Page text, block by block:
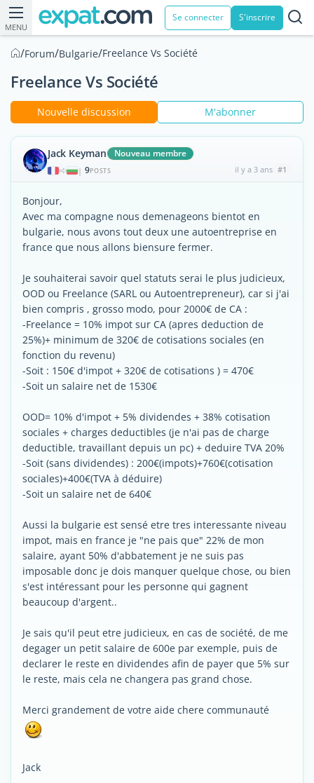
MENU
Se connecter S'inscrire
/Forum/Bulgarie/Freelance Vs Société
Freelance Vs Société
Nouvelle discussion M'abonner
Jack Keyman Nouveau membre
| 9POSTS il y a 3 ans #1
Bonjour,
Avec ma compagne nous demenageons bientot en
bulgarie, nous avons tout deux une autoentreprise en
france que nous allons biensure fermer.
Je souhaiterai savoir quel statuts serai le plus judicieux,
OOD ou Freelance (SARL ou Autoentrepreneur), car si j'ai
bien compris , grosso modo, pour 2000€ de CA :
-Freelance = 10% impot sur CA (apres deduction de
25%)+ minimum de 320€ de cotisations sociales (en
fonction du revenu)
-Soit : 150€ d'impot + 320€ de cotisations ) = 470€
-Soit un salaire net de 1530€
OOD= 10% d'impot + 5% dividendes + 38% cotisation
sociales + charges deductibles (je n'ai pas de charge
deductible, travaillant depuis un pc) + deduire TVA 20%
-Soit (sans dividendes) : 200€(impots)+760€(cotisation
sociales)+400€(TVA à déduire)
-Soit un salaire net de 640€
Aussi la bulgarie est sensé etre tres interessante niveau
impot, mais en france je "ne pais que" 22% de mon
salaire, ayant 50% d'abbatement je ne suis pas
imposable donc je dois manquer quelque chose, ou bien
s'est intéressant pour les personne qui gagnent
beaucoup d'argent..
Je sais qu'il peut etre judicieux, en cas de société, de me
degager un petit salaire de 600e par exemple, puis de
declarer le reste en dividendes afin de payer que 5% sur
le reste, mais cela ne changera pas grand chose.
Merci grandement de votre aide chere communauté
Jack